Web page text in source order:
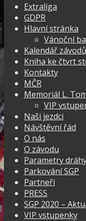
Extraliga
GDPR
Hlavní stránka
Vánoční
Kalendář závodů
Kniha ke čtvrt
Kontakty
MČR
Memoriál L.
VIP
Naši jezdci
Návštěvní řád
O nás
O závodu
Parametry
Parkování SGP
Partneři
PRESS
SGP 2020 –
VIP vstupenky